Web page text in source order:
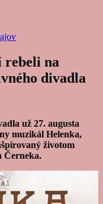
rebeli na
divadla
už 27. augusta
muzikál Helenka,
životom
Černeka.